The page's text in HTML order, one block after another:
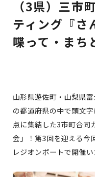
（3県）三市
ティング『さ
喋って・まち
山形県遊佐町・山梨県
の都道府県の中で頭文
点に集結した3市町合同
会」！第3回を迎える今
レジオンポートで開催い